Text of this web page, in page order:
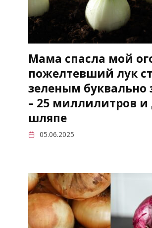
Мама спасла мой
пожелтевший лук
зеленым буквально
– 25 миллилитров и
шляпе
05.06.2025